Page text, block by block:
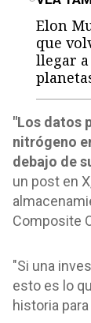
Elon
que
llegar a
"Los datos
nitrógeno
debajo de
un post en
Composite
"Si una
esto es lo
historia